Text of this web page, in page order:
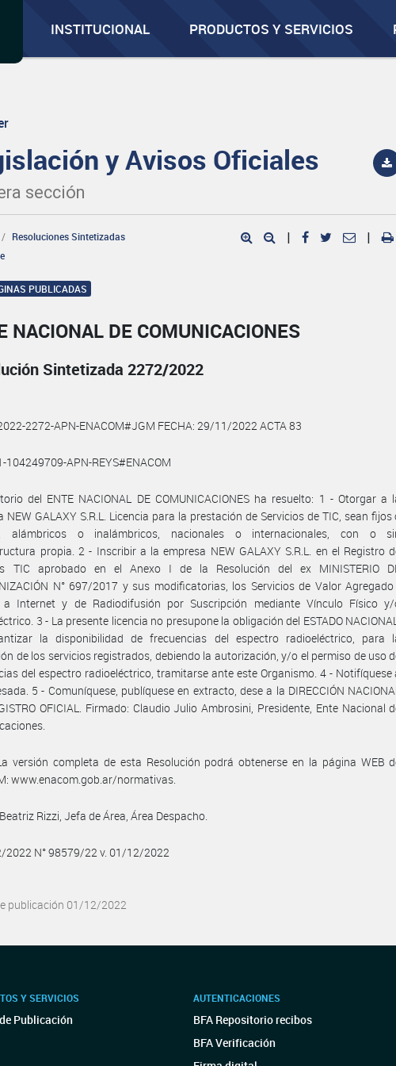
INSTITUCIONAL PRODUCTOS Y SERVICIOS
y Avisos Oficiales
sección
Resoluciones Sintetizadas
| |
PUBLICADAS
NACIONAL DE COMUNICACIONES
Sintetizada 2272/2022
2272-APN-ENACOM#JGM FECHA: 29/11/2022 ACTA 83
104249709-APN-REYS#ENACOM
del ENTE NACIONAL DE COMUNICACIONES ha resuelto: 1 - Otorgar a
NEW GALAXY S.R.L. Licencia para la prestación de Servicios de TIC, sean fijos
alámbricos o inalámbricos, nacionales o internacionales, con o
propia. 2 - Inscribir a la empresa NEW GALAXY S.R.L. en el Registro
TIC aprobado en el Anexo I de la Resolución del ex MINISTERIO
N° 697/2017 y sus modificatorias, los Servicios de Valor
a Internet y de Radiodifusión por Suscripción mediante Vínculo Físico
3 - La presente licencia no presupone la obligación del ESTADO
la disponibilidad de frecuencias del espectro radioeléctrico, para
de los servicios registrados, debiendo la autorización, y/o el permiso de uso
del espectro radioeléctrico, tramitarse ante este Organismo. 4 - Notifíquese
5 - Comuníquese, publíquese en extracto, dese a la DIRECCIÓN
OFICIAL. Firmado: Claudio Julio Ambrosini, Presidente, Ente Nacional
versión completa de esta Resolución podrá obtenerse en la página WEB
www.enacom.gob.ar/normativas.
Rizzi, Jefa de Área, Área Despacho.
2022 N° 98579/22 v. 01/12/2022
publicación 01/12/2022
Y SERVICIOS
Publicación
AUTENTICACIONES
BFA Repositorio recibos
BFA Verificación